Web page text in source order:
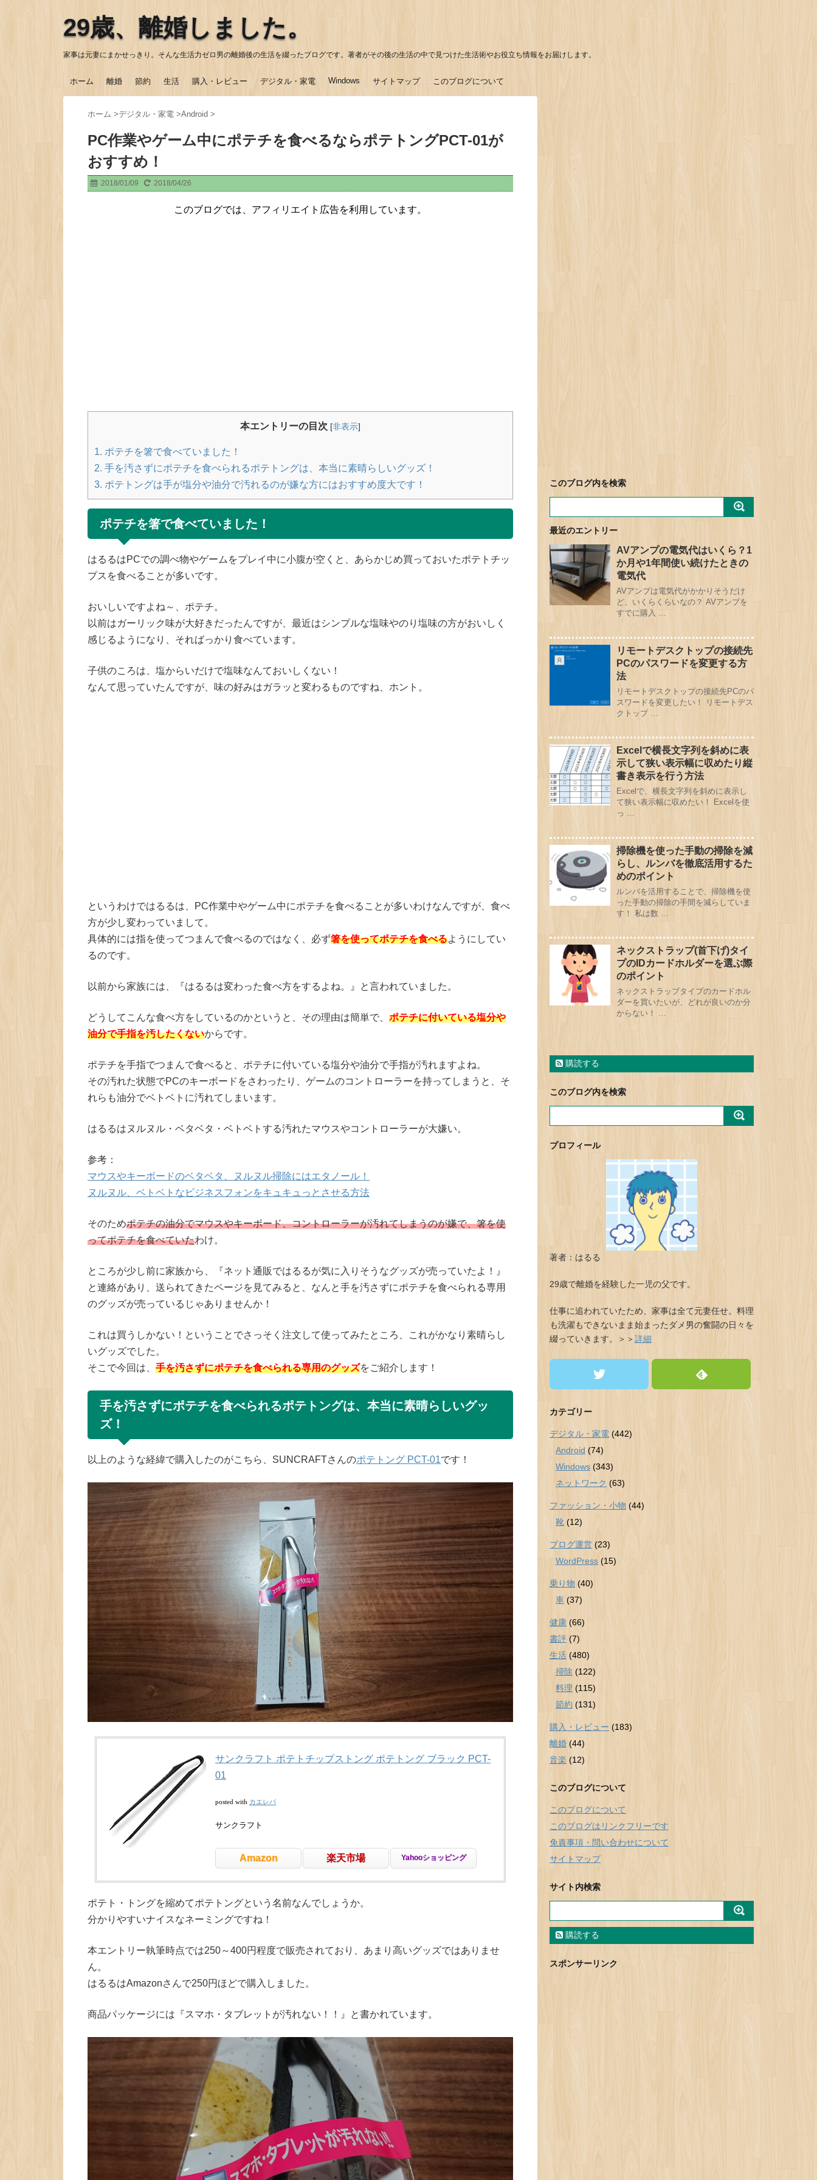
29歳、離婚しました。
家事は元妻にまかせっきり。そんな生活力ゼロ男の離婚後の生活を綴ったブログです。著者がその後の生活の中で見つけた生活術やお役立ち情報をお届けします。
ホーム 離婚 節約 生活 購入・レビュー デジタル・家電 Windows サイトマップ このブログについて
ホーム >デジタル・家電 >Android >
PC作業やゲーム中にポテチを食べるならポテトングPCT-01が
おすすめ！
2018/01/09 2018/04/26
このブログでは、アフィリエイト広告を利用しています。
本エントリーの目次 [非表示]
1. ポテチを箸で食べていました！
2. 手を汚さずにポテチを食べられるポテトングは、本当に素晴らしいグッズ！
3. ポテトングは手が塩分や油分で汚れるのが嫌な方にはおすすめ度大です！
ポテチを箸で食べていました！
はるるはPCでの調べ物やゲームをプレイ中に小腹が空くと、あらかじめ買っておいたポテトチッ
プスを食べることが多いです。
おいしいですよね～、ポテチ。
以前はガーリック味が大好きだったんですが、最近はシンプルな塩味やのり塩味の方がおいしく
感じるようになり、そればっかり食べています。
子供のころは、塩からいだけで塩味なんておいしくない！
なんて思っていたんですが、味の好みはガラッと変わるものですね、ホント。
というわけではるるは、PC作業中やゲーム中にポテチを食べることが多いわけなんですが、食べ
方が少し変わっていまして。
具体的には指を使ってつまんで食べるのではなく、必ず箸を使ってポテチを食べるようにしてい
るのです。
以前から家族には、『はるるは変わった食べ方をするよね。』と言われていました。
どうしてこんな食べ方をしているのかというと、その理由は簡単で、 ポテチに付いている塩分や
油分で手指を汚したくないからです。
ポテチを手指でつまんで食べると、ポテチに付いている塩分や油分で手指が汚れますよね。
その汚れた状態でPCのキーボードをさわったり、ゲームのコントローラーを持ってしまうと、そ
れらも油分でベトベトに汚れてしまいます。
はるるはヌルヌル・ベタベタ・ベトベトする汚れたマウスやコントローラーが大嫌い。
参考：
マウスやキーボードのベタベタ、ヌルヌル掃除にはエタノール！
ヌルヌル、ベトベトなビジネスフォンをキュキュっとさせる方法
そのためポテチの油分でマウスやキーボード、コントローラーが汚れてしまうのが嫌で、箸を使
ってポテチを食べていたわけ。
ところが少し前に家族から、『ネット通販ではるるが気に入りそうなグッズが売っていたよ！』
と連絡があり、送られてきたページを見てみると、なんと手を汚さずにポテチを食べられる専用
のグッズが売っているじゃありませんか！
これは買うしかない！ということでさっそく注文して使ってみたところ、これがかなり素晴らし
いグッズでした。
そこで今回は、 手を汚さずにポテチを食べられる専用のグッズをご紹介します！
手を汚さずにポテチを食べられるポテトングは、本当に素晴らしいグッ
ズ！
以上のような経緯で購入したのがこちら、SUNCRAFTさんのポテトング PCT-01です！
サンクラフト ポテトチップストング ポテトング ブラック PCT-
01
posted with カエレバ
サンクラフト
Amazon 楽天市場 Yahooショッピング
ポテト・トングを縮めてポテトングという名前なんでしょうか。
分かりやすいナイスなネーミングですね！
本エントリー執筆時点では250～400円程度で販売されており、あまり高いグッズではありませ
ん。
はるるはAmazonさんで250円ほどで購入しました。
商品パッケージには『スマホ・タブレットが汚れない！！』と書かれています。
このブログ内を検索
最近のエントリー
AVアンプの電気代はいくら？1
か月や1年間使い続けたときの
電気代
AVアンプは電気代がかかりそうだけ
ど、いくらくらいなの？ AVアンプを
すでに購入 …
リモートデスクトップの接続先
PCのパスワードを変更する方
法
リモートデスクトップの接続先PCのパ
スワードを変更したい！ リモートデス
クトップ …
Excelで横長文字列を斜めに表
示して狭い表示幅に収めたり縦
書き表示を行う方法
Excelで、横長文字列を斜めに表示し
て狭い表示幅に収めたい！ Excelを使
っ …
掃除機を使った手動の掃除を減
らし、ルンバを徹底活用するた
めのポイント
ルンバを活用することで、掃除機を使
った手動の掃除の手間を減らしていま
す！ 私は数 …
ネックストラップ(首下げ)タイ
プのIDカードホルダーを選ぶ際
のポイント
ネックストラップタイプのカードホル
ダーを買いたいが、どれが良いのか分
からない！ …
購読する
このブログ内を検索
プロフィール
著者：はるる
29歳で離婚を経験した一児の父です。
仕事に追われていたため、家事は全て元妻任せ。料理
も洗濯もできないまま始まったダメ男の奮闘の日々を
綴っていきます。＞＞詳細
カテゴリー
デジタル・家電 (442)
Android (74)
Windows (343)
ネットワーク (63)
ファッション・小物 (44)
靴 (12)
ブログ運営 (23)
WordPress (15)
乗り物 (40)
車 (37)
健康 (66)
書評 (7)
生活 (480)
掃除 (122)
料理 (115)
節約 (131)
購入・レビュー (183)
離婚 (44)
音楽 (12)
このブログについて
このブログについて
このブログはリンクフリーです
免責事項・問い合わせについて
サイトマップ
サイト内検索
購読する
スポンサーリンク